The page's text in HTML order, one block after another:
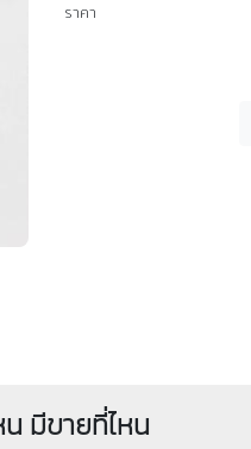
ราคา
มีขายที่ไหน